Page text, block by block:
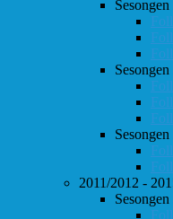
2011/2012 -